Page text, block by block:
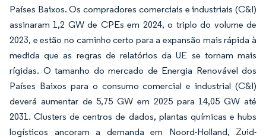
Países Baixos. Os compradores comerciais e industriais (C&I)
assinaram 1,2 GW de CPEs em 2024, o triplo do volume de
2023, e estão no caminho certo para a expansão mais rápida à
medida que as regras de relatórios da UE se tornam mais
rígidas. O tamanho do mercado de Energia Renovável dos
Países Baixos para o consumo comercial e industrial (C&I)
deverá aumentar de 5,75 GW em 2025 para 14,05 GW até
2031. Clusters de centros de dados, plantas químicas e hubs
logísticos ancoram a demanda em Noord-Holland, Zuid-